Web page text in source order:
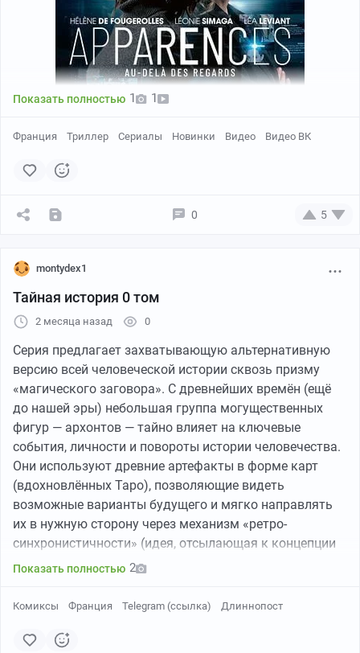
Расследование быстро становится для неё глубоко
личным и затрагивает мир эстетической медицины —
мир, где внешность решает всё, а правда часто
скрывается за тщательно созданным образом.
Три женщины. Три разных отношения к красоте. И
одна запутанная история, в которой внешность может
оказаться самым ненадёжным свидетелем.
Показать полностью 1 1
Франция Триллер Сериалы Новинки Видео Видео ВК
0 5
montydex1
Тайная история 0 том
2 месяца назад 0
Серия предлагает захватывающую альтернативную
версию всей человеческой истории сквозь призму
«магического заговора». С древнейших времён (ещё
до нашей эры) небольшая группа могущественных
фигур — архонтов — тайно влияет на ключевые
события, личности и повороты истории человечества.
Они используют древние артефакты в форме карт
(вдохновлённых Таро), позволяющие видеть
возможные варианты будущего и мягко направлять
их в нужную сторону через механизм «ретро-
синхронистичности» (идея, отсылающая к концепции
синхронистичности Карла Густава Юнга).Комикс
эпизодов, загадок и катастроф, показывая их как
кулисами. Это эпическая сага о власти, манипуляциях
Показать полностью 2
Комиксы Франция Telegram (ссылка) Длиннопост